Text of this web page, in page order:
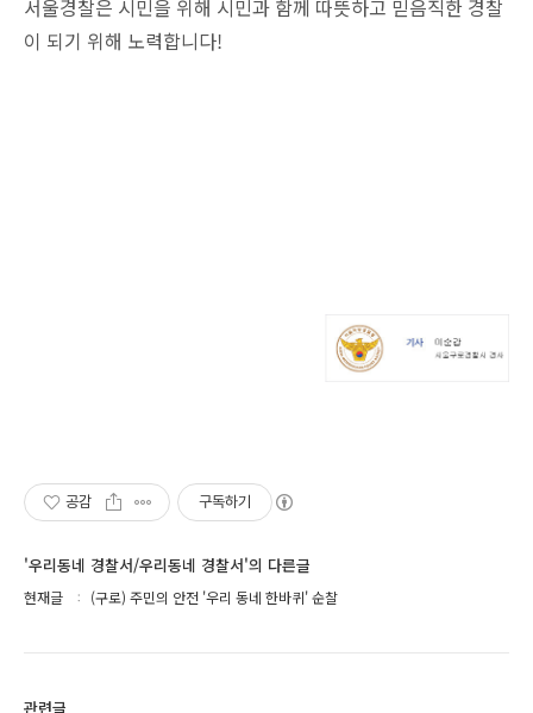
서울경찰은 시민을 위해 시민과 함께 따뜻하고 믿음직한 경찰
이 되기 위해 노력합니다!
공감 구독하기
'우리동네 경찰서/우리동네 경찰서'의 다른글
현재글 (구로) 주민의 안전 '우리 동네 한바퀴' 순찰
관련글